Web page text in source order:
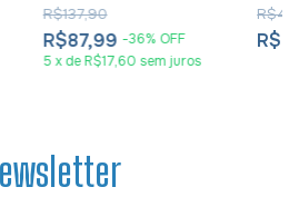
R$87,99 -36% OFF
R$137,90
5 xdeR$17,60 sem juros